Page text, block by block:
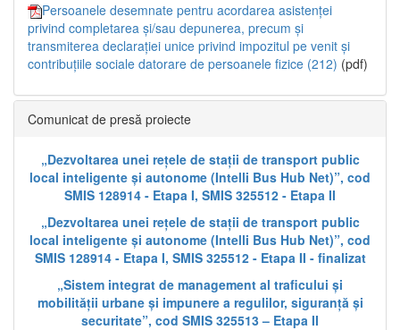
Persoanele desemnate pentru acordarea asistenței
privind completarea și/sau depunerea, precum și
transmiterea declarației unice privind impozitul pe venit și
contribuțiile sociale datorare de persoanele fizice (212) (pdf)
Comunicat de presă proiecte
„Dezvoltarea unei rețele de stații de transport public
local inteligente și autonome (Intelli Bus Hub Net)”, cod
SMIS 128914 - Etapa I, SMIS 325512 - Etapa II
„Dezvoltarea unei rețele de stații de transport public
local inteligente și autonome (Intelli Bus Hub Net)”, cod
SMIS 128914 - Etapa I, SMIS 325512 - Etapa II - finalizat
„Sistem integrat de management al traficului și
mobilității urbane și impunere a regulilor, siguranță și
securitate”, cod SMIS 325513 – Etapa II